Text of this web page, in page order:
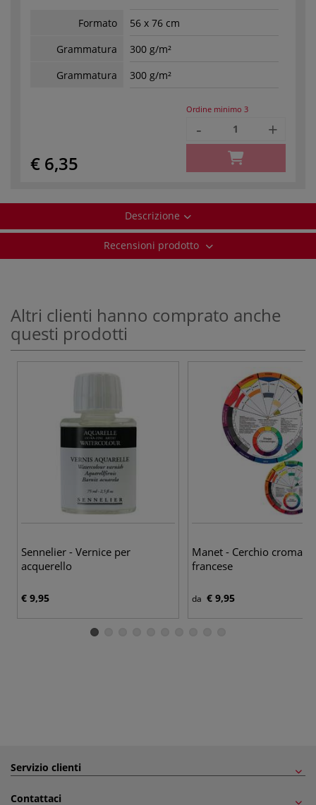
Formato
56 x 76 cm
Grammatura
300 g/m²
Grammatura
300 g/m²
€ 6,35
Ordine minimo 3
- +
Descrizione
Recensioni prodotto
Altri clienti hanno comprato anche
questi prodotti
Sennelier - Vernice per
acquerello
€ 9,95
Manet - Cerchio
francese
da € 9,95
Servizio clienti
Contattaci